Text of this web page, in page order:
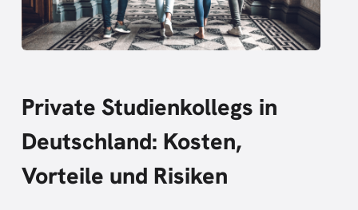
Private Studienkollegs in
Deutschland: Kosten,
Vorteile und Risiken